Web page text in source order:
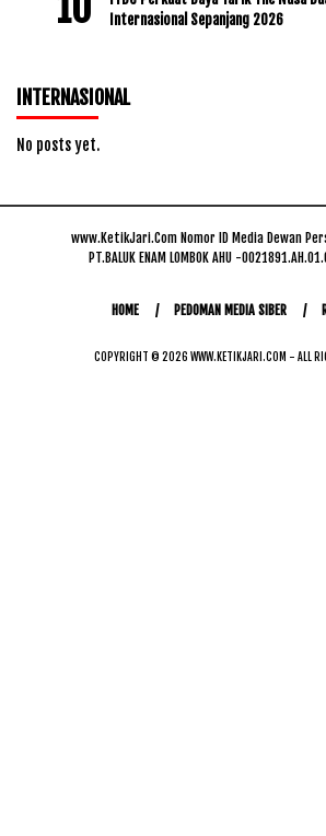
Internasional Sepanjang 2026
INTERNASIONAL
No posts yet.
www.KetikJari.Com Nomor ID Media Dewan
PT.BALUK ENAM LOMBOK AHU -
HOME PEDOMAN MEDIA SIBER
COPYRIGHT © 2026 WWW.KETIKJARI.COM - ALL